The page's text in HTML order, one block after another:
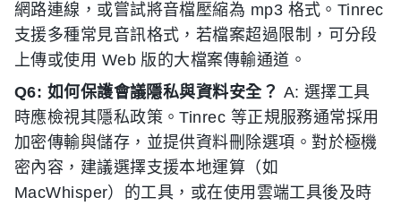
網路連線，或嘗試將音檔壓縮為 mp3 格式。Tinrec
支援多種常見音訊格式，若檔案超過限制，可分段
上傳或使用 Web 版的大檔案傳輸通道。
Q6: 如何保護會議隱私與資料安全？ A: 選擇工具
時應檢視其隱私政策。Tinrec 等正規服務通常採用
加密傳輸與儲存，並提供資料刪除選項。對於極機
密內容，建議選擇支援本地運算（如
MacWhisper）的工具，或在使用雲端工具後及時